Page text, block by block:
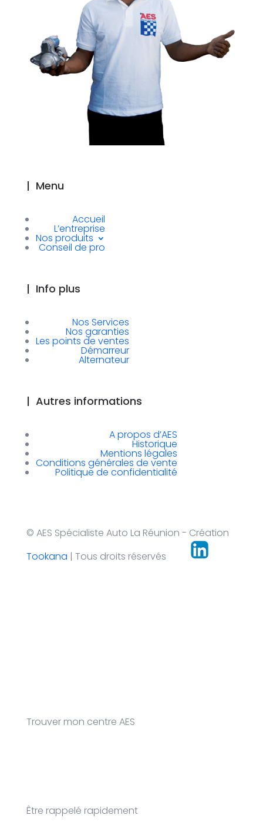
| Menu
Accueil
L’entreprise
Nos produits
Conseil de pro
| Info plus
Nos Services
Nos garanties
Les points de ventes
Démarreur
Alternateur
| Autres informations
A propos d’AES
Historique
Mentions légales
Conditions générales de vente
Politique de confidentialité
© AES Spécialiste Auto La Réunion - Création
Tookana | Tous droits réservés
Trouver mon centre AES
Être rappelé rapidement